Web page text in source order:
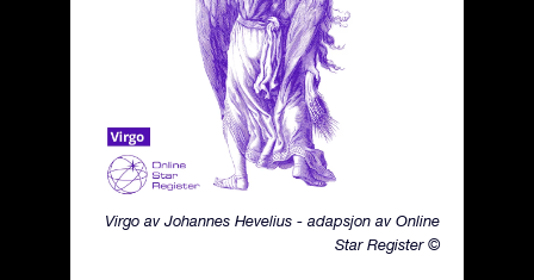
Virgo av Johannes Hevelius - adapsjon av Online
Star Register ©